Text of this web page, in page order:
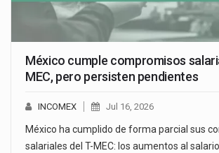
México cumple compromisos
MEC, pero persisten pendientes
INCOMEX Jul 16, 2026
México ha cumplido de forma parcial sus
salariales del T-MEC: los aumentos al